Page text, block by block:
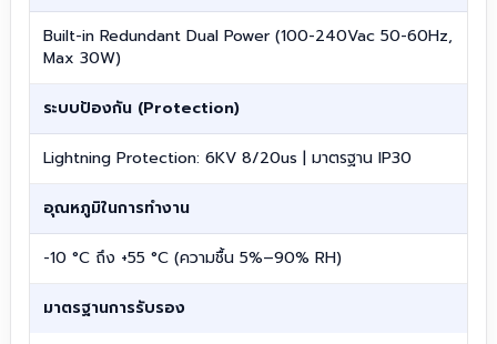
Built-in Redundant Dual Power (100-240Vac 50-60Hz,
Max 30W)
ระบบป้องกัน (Protection)
Lightning Protection: 6KV 8/20us | มาตรฐาน IP30
อุณหภูมิในการทำงาน
-10 °C ถึง +55 °C (ความชื้น 5%–90% RH)
มาตรฐานการรับรอง